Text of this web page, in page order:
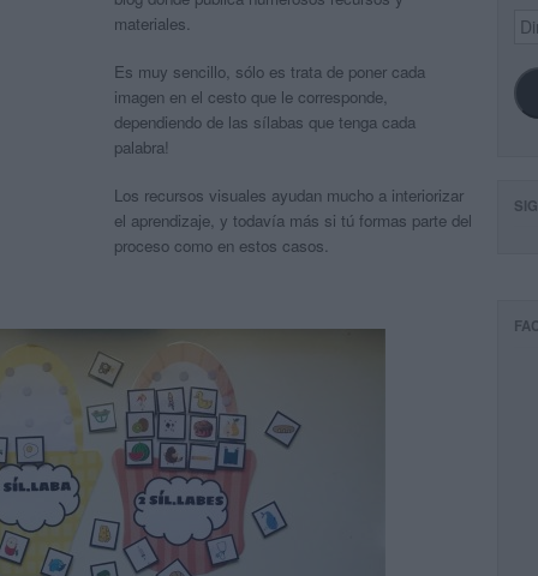
materiales.
Es muy sencillo, sólo es trata de poner cada
imagen en el cesto que le corresponde,
dependiendo de las sílabas que tenga cada
palabra!
Los recursos visuales ayudan mucho a interiorizar
el aprendizaje, y todavía más si tú formas parte del
proceso como en estos casos.
de